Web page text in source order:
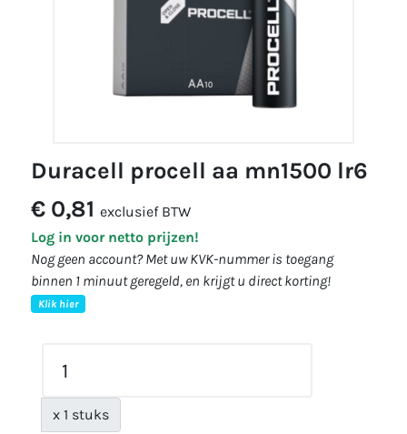
duracell procell aa mn1500 lr6
€ 0,81 exclusief BTW
Log in voor netto prijzen!
Nog geen account? Met uw KVK-nummer is toegang
binnen 1 minuut geregeld, en krijgt u direct korting!
Klik hier
x 1 stuks